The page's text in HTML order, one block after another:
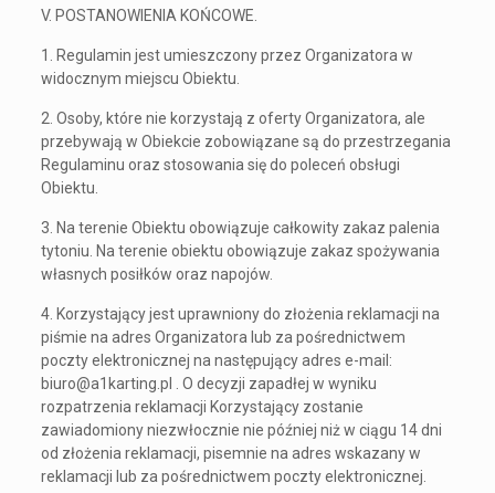
V. POSTANOWIENIA KOŃCOWE.
1. Regulamin jest umieszczony przez Organizatora w
widocznym miejscu Obiektu.
2. Osoby, które nie korzystają z oferty Organizatora, ale
przebywają w Obiekcie zobowiązane są do przestrzegania
Regulaminu oraz stosowania się do poleceń obsługi
Obiektu.
3. Na terenie Obiektu obowiązuje całkowity zakaz palenia
tytoniu. Na terenie obiektu obowiązuje zakaz spożywania
własnych posiłków oraz napojów.
4. Korzystający jest uprawniony do złożenia reklamacji na
piśmie na adres Organizatora lub za pośrednictwem
poczty elektronicznej na następujący adres e-mail:
biuro@a1karting.pl . O decyzji zapadłej w wyniku
rozpatrzenia reklamacji Korzystający zostanie
zawiadomiony niezwłocznie nie później niż w ciągu 14 dni
od złożenia reklamacji, pisemnie na adres wskazany w
reklamacji lub za pośrednictwem poczty elektronicznej.